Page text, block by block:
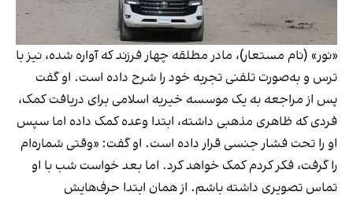
«نور» (نام مستعار)، مادر مطلقه چهار فرزند که آواره شده، نیز با
ترس و به‌صورت تلفنی تجربه خود را شرح داده است. او گفت
پس از مراجعه به یک موسسه خیریه اسلامی برای دریافت کمک،
فردی که ظاهری مذهبی داشته، ابتدا وعده کمک داده اما سپس
او را تحت فشار جنسی قرار داده است. او گفت: «وقتی شماره‌ام
را گرفت، فکر کردم کمک خواهد کرد. اما بعد خواست شب با او
تماس تصویری داشته باشم. از همان ابتدا حرف‌هایش